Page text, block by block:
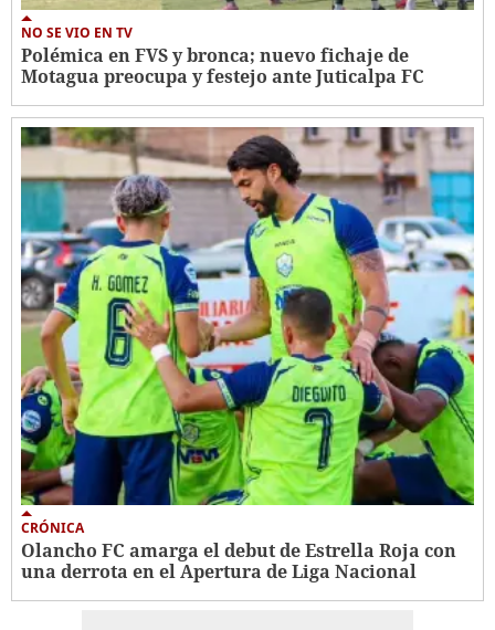
NO SE VIO EN TV
Polémica en FVS y bronca; nuevo fichaje de
Motagua preocupa y festejo ante Juticalpa FC
CRÓNICA
Olancho FC amarga el debut de Estrella Roja con
una derrota en el Apertura de Liga Nacional